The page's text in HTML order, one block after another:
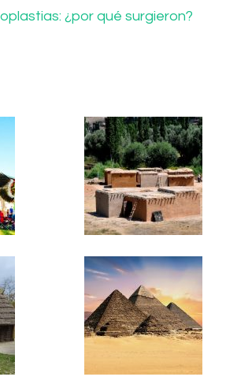
¿por qué surgieron?